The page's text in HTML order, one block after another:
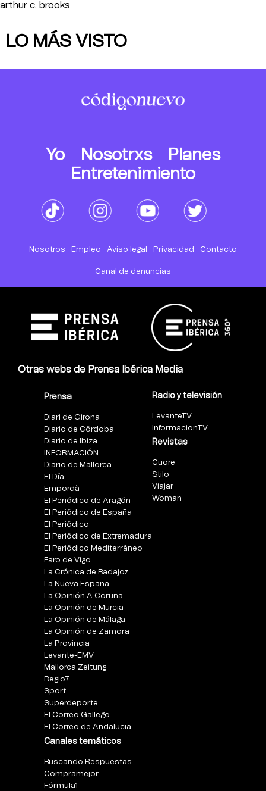
arthur c. brooks
LO MÁS VISTO
Yo Nosotrxs
Planes
Entretenimiento
Nosotros Empleo Aviso legal Privacidad Contacto
Canal de denuncias
Otras webs de Prensa Ibérica Media
Prensa
Diari de Girona
Diario de Córdoba
Diario de Ibiza
INFORMACIÓN
Diario de Mallorca
El Día
Empordà
El Periódico de Aragón
El Periódico de España
El Periódico
El Periódico de Extremadura
El Periódico Mediterráneo
Faro de Vigo
La Crónica de Badajoz
La Nueva España
La Opinión A Coruña
La Opinión de Murcia
La Opinión de Málaga
La Opinión de Zamora
La Provincia
Levante-EMV
Mallorca Zeitung
Regio7
Sport
Superdeporte
El Correo Gallego
El Correo de Andalucia
Canales temáticos
Buscando Respuestas
Compramejor
Fórmula1
Radio y televisión
LevanteTV
InformacionTV
Revistas
Cuore
Stilo
Viajar
Woman